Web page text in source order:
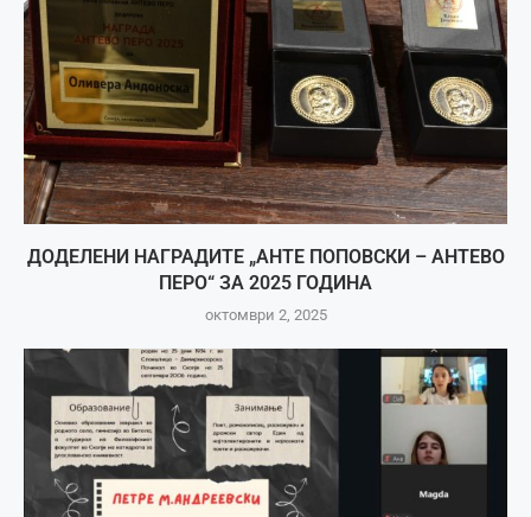
ДОДЕЛЕНИ НАГРАДИТЕ „АНТЕ ПОПОВСКИ – АНТЕВО
ПЕРО“ ЗА 2025 ГОДИНА
октомври 2, 2025